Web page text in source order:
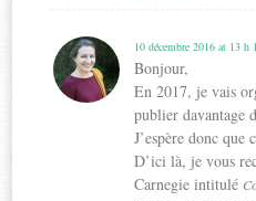
10 décembre 2016 at 13 h
Bonjour,
En 2017, je vais
publier davantage
J’espère donc que
D’ici là, je vous
Carnegie intitulé